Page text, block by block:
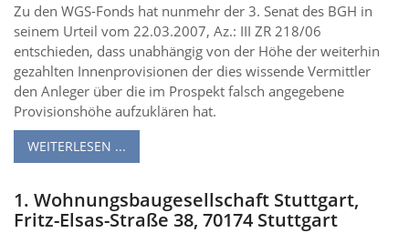
Zu den WGS-Fonds hat nunmehr der 3. Senat des BGH in
seinem Urteil vom 22.03.2007, Az.: III ZR 218/06
entschieden, dass unabhängig von der Höhe der weiterhin
gezahlten Innenprovisionen der dies wissende Vermittler
den Anleger über die im Prospekt falsch angegebene
Provisionshöhe aufzuklären hat.
WEITERLESEN ...
1. Wohnungsbaugesellschaft Stuttgart,
Fritz-Elsas-Straße 38, 70174 Stuttgart